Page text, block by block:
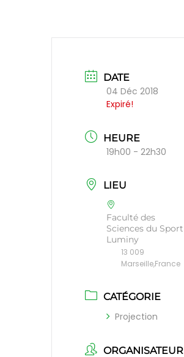
DATE
04 Déc 2018
Expiré!
HEURE
19h00 - 22h30
LIEU
Faculté des
Sciences du Sport
Luminy
13 009
Marseille,France
CATÉGORIE
Projection
ORGANISATEUR